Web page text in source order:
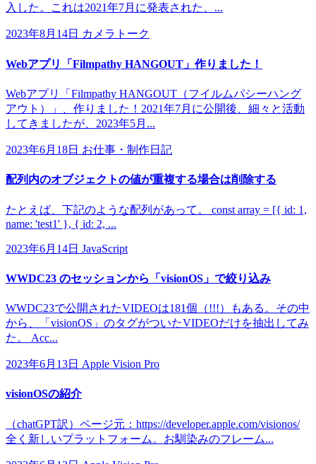
入した。これは2021年7月に発表された、...
2023年8月14日 カメラトーク
Webアプリ「Filmpathy HANGOUT」作りました！
Webアプリ「Filmpathy HANGOUT（フイルムパシーハング
アウト）」、作りました！2021年7月に公開後、細々と活動
してきましたが、2023年5月...
2023年6月18日 お仕事・制作日記
配列内のオブジェクトの値が重複する場合は削除する
たとえば、下記のような配列があって。 const array = [{ id: 1,
name: 'test1' }, { id: 2, ...
2023年6月14日 JavaScript
WWDC23 のセッションから「visionOS」で絞り込み
WWDC23で公開されたVIDEOは181個（!!!）もある。その中
から、「visionOS」のタグがついたVIDEOだけを抽出してみ
た。 Acc...
2023年6月13日 Apple Vision Pro
visionOSの紹介
（chatGPT訳）ページ元：https://developer.apple.com/visionos/
全く新しいプラットフォーム。お馴染みのフレーム...